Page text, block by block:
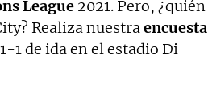
League 2021. Pero, ¿quién
Realiza nuestraencuesta
1 de ida en el estadio Di